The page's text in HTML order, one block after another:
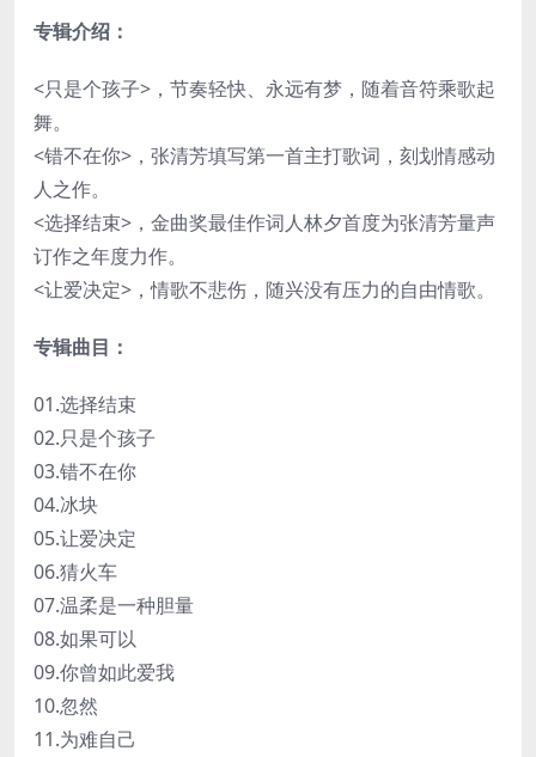
专辑介绍：
<只是个孩子>，节奏轻快、永远有梦，随着音符乘歌起
舞。
<错不在你>，张清芳填写第一首主打歌词，刻划情感动
人之作。
<选择结束>，金曲奖最佳作词人林夕首度为张清芳量声
订作之年度力作。
<让爱决定>，情歌不悲伤，随兴没有压力的自由情歌。
专辑曲目：
01.选择结束
02.只是个孩子
03.错不在你
04.冰块
05.让爱决定
06.猜火车
07.温柔是一种胆量
08.如果可以
09.你曾如此爱我
10.忽然
11.为难自己